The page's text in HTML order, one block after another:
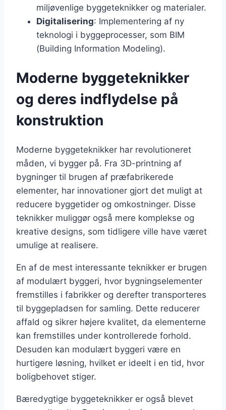
miljøvenlige byggeteknikker og materialer.
Digitalisering: Implementering af ny
teknologi i byggeprocesser, som BIM
(Building Information Modeling).
Moderne byggeteknikker
og deres indflydelse på
konstruktion
Moderne byggeteknikker har revolutioneret
måden, vi bygger på. Fra 3D-printning af
bygninger til brugen af præfabrikerede
elementer, har innovationer gjort det muligt at
reducere byggetider og omkostninger. Disse
teknikker muliggør også mere komplekse og
kreative designs, som tidligere ville have været
umulige at realisere.
En af de mest interessante teknikker er brugen
af modulært byggeri, hvor bygningselementer
fremstilles i fabrikker og derefter transporteres
til byggepladsen for samling. Dette reducerer
affald og sikrer højere kvalitet, da elementerne
kan fremstilles under kontrollerede forhold.
Desuden kan modulært byggeri være en
hurtigere løsning, hvilket er ideelt i en tid, hvor
boligbehovet stiger.
Bæredygtige byggeteknikker er også blevet